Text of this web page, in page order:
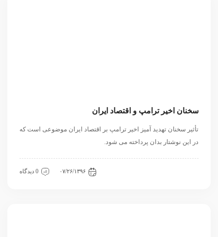
سخنان اخیر ترامپ و اقتصاد ایران
تأثیر سخنان تهدید آمیز اخیر ترامپ بر اقتصاد ایران موضوعی است که
در این نوشتار بدان پرداخته می شود.
۰۷/۲۶/۱۳۹۶ 0 دیدگاه